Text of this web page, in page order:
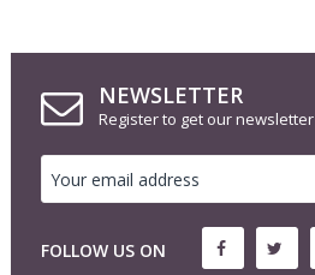
NEWSLETTER
Register to get our newsletter
FOLLOW US ON